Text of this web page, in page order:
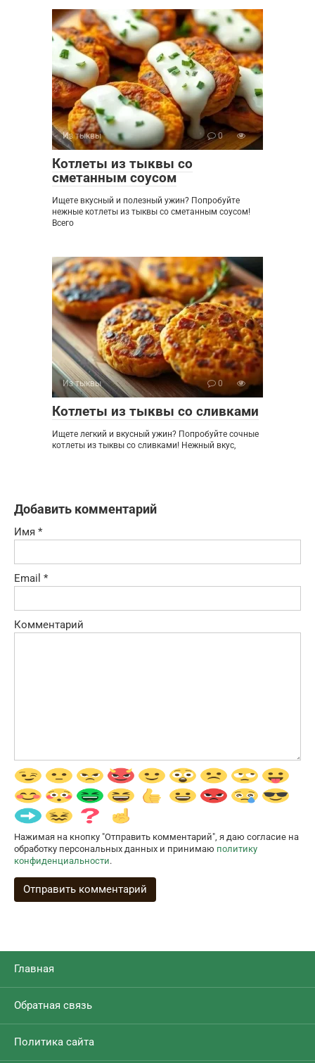
Из тыквы 0
Котлеты из тыквы со
сметанным соусом
Ищете вкусный и полезный ужин? Попробуйте
нежные котлеты из тыквы со сметанным соусом!
Всего
Из тыквы 0
Котлеты из тыквы со сливками
Ищете легкий и вкусный ужин? Попробуйте сочные
котлеты из тыквы со сливками! Нежный вкус,
Добавить комментарий
Имя *
Email *
Комментарий
Нажимая на кнопку "Отправить комментарий", я даю согласие на
обработку персональных данных и принимаю политику
конфиденциальности.
Главная
Обратная связь
Политика сайта